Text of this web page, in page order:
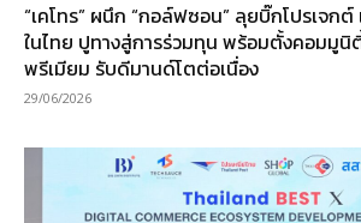
“เคโทร” ผนึก “กอล์ฟซอน” ลุยบิ๊กโปรเจก
ในไทย ปูทางสู่การร่วมทุน พร้อมตั้งคอมมู
พรีเมียม รับดีมานด์โตต่อเนื่อง
29/06/2026